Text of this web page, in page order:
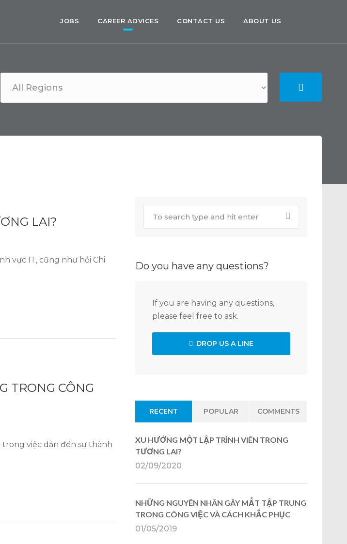
JOBS CAREER ADVICES CONTACT US ABOUT US
LAI?
vực IT, cũng như hỏi Chi
TRONG CÔNG
việc dẫn đến sự thành
Do you have any questions?
If you are having any questions,
please feel free to ask.
DROP US A LINE
RECENT POPULAR COMMENTS
XU HƯỚNG MỘT LẬP TRÌNH VIÊN TRONG
TƯƠNG LAI?
02/09/2020
NHỮNG NGUYÊN NHÂN GÂY MẤT TẬP TRUNG
TRONG CÔNG VIỆC VÀ CÁCH KHẮC PHỤC
01/05/2019